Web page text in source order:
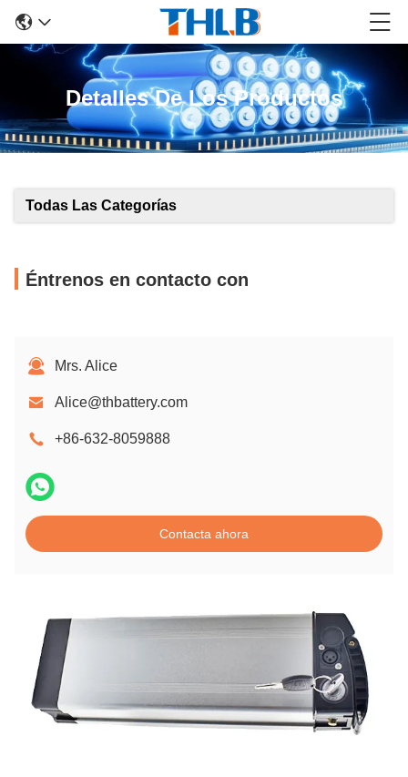
Detalles De Los Productos
Todas Las Categorías
Éntrenos en contacto con
Mrs. Alice
Alice@thbattery.com
+86-632-8059888
Contacta ahora